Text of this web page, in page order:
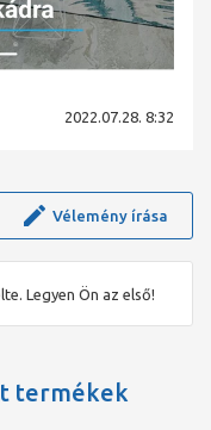
2022.07.28. 8:32
Vélemény írása
Legyen Ön az első!
termékek